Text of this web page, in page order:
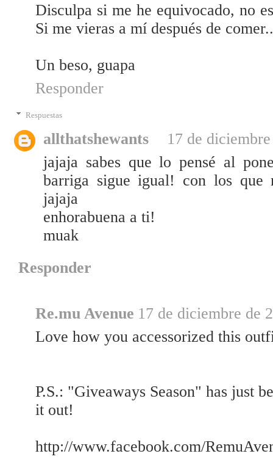
Disculpa si me he equivocado, no
Si me vieras a mí después de
Un beso, guapa
Responder
Respuestas
allthatshewants
17 de
jajaja sabes que lo pensé al
barriga sigue igual! con los que
jajaja
enhorabuena a ti!
muak
Responder
Re.mu Avenue 17 de diciembre de
Love how you accessorized this
P.S.: "Giveaways Season" has just
it out!
http://www.facebook.com/